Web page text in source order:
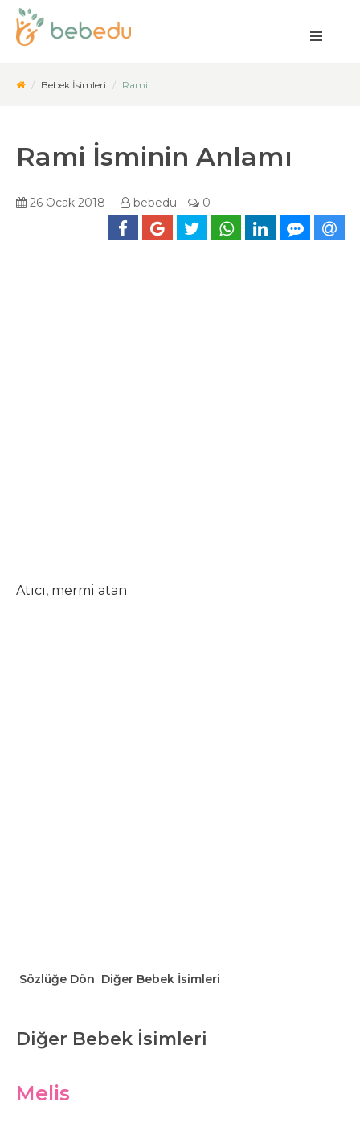
Bebek İsimleri Rami
Rami İsminin Anlamı
26 Ocak 2018 bebedu 0
Atıcı, mermi atan
Sözlüğe Dön Diğer Bebek İsimleri
Diğer Bebek İsimleri
Melis